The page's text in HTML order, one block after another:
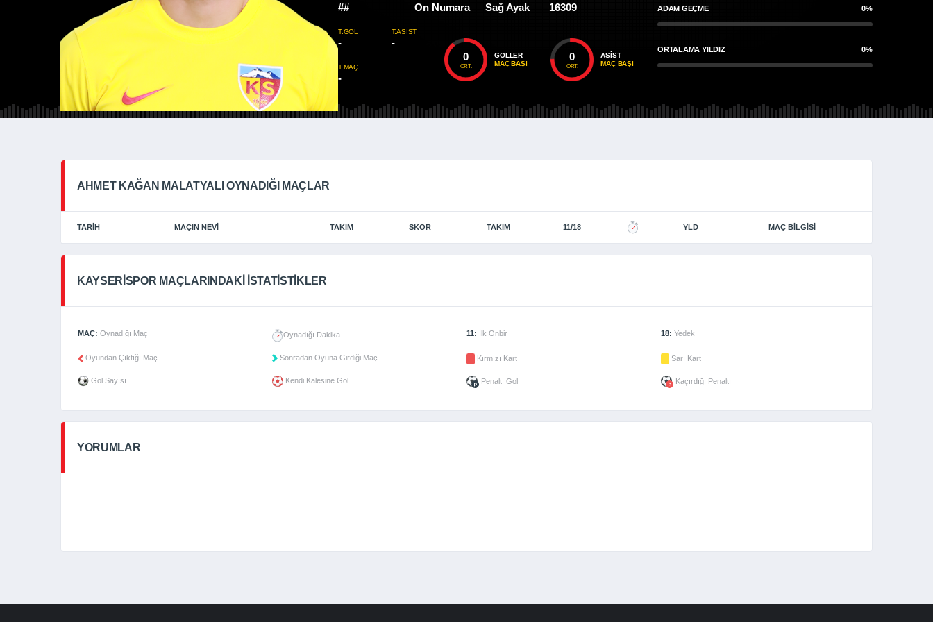
## On Numara Sağ Ayak 16309
T.GOL
-
T.ASIST
-
T.MAÇ
-
0
ORT.
GOLLER
MAÇ BAŞI
0
ORT.
ASIST
MAÇ BAŞI
ADAM GEÇME 0%
ORTALAMA YILDIZ 0%
AHMET KAĞAN MALATYALI OYNADIĞI MAÇLAR
TARIH MAÇIN NEVI TAKIM SKOR TAKIM 11/18 YLD MAÇ BILGISI
KAYSERISPOR MAÇLARINDAKI İSTATISTIKLER
MAÇ: Oynadığı Maç Oynadığı Dakika 11: İlk Onbir 18: Yedek
Oyundan Çıktığı Maç Sonradan Oyuna Girdiği Maç Kırmızı Kart Sarı Kart
Gol Sayısı Kendi Kalesine Gol Penaltı Gol Kaçırdığı Penaltı
YORUMLAR